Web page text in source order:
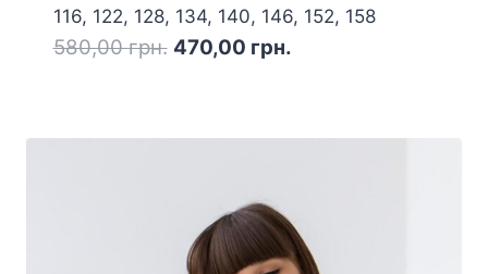
116, 122, 128, 134, 140, 146, 152, 158
580,00грн. Оригінальна
470,00 грн.Поточна